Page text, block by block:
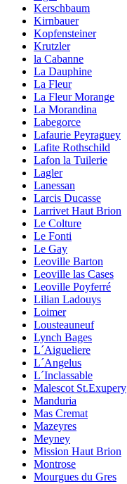
Kerschbaum
Kirnbauer
Kopfensteiner
Krutzler
la Cabanne
La Dauphine
La Fleur
La Fleur Morange
La Morandina
Labegorce
Lafaurie Peyraguey
Lafite Rothschild
Lafon la Tuilerie
Lagler
Lanessan
Larcis Ducasse
Larrivet Haut Brion
Le Colture
Le Fonti
Le Gay
Leoville Barton
Leoville las Cases
Leoville Poyferré
Lilian Ladouys
Loimer
Lousteauneuf
Lynch Bages
L´Aigueliere
L´Angelus
L´Inclassable
Malescot St.Exupery
Manduria
Mas Cremat
Mazeyres
Meyney
Mission Haut Brion
Montrose
Mourgues du Gres